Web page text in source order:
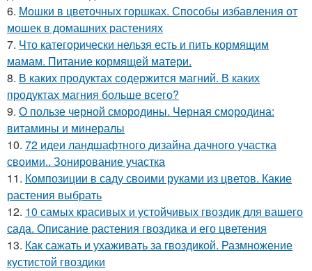
6. Мошки в цветочных горшках. Способы избавления от
мошек в домашних растениях
7. Что категорически нельзя есть и пить кормящим
мамам. Питание кормящей матери.
8. В каких продуктах содержится магний. В каких
продуктах магния больше всего?
9. О пользе черной смородины. Черная смородина:
витамины и минералы
10. 72 идеи ландшафтного дизайна дачного участка
своими.. Зонирование участка
11. Композиции в саду своими руками из цветов. Какие
растения выбрать
12. 10 самых красивых и устойчивых гвоздик для вашего
сада. Описание растения гвоздика и его цветения
13. Как сажать и ухаживать за гвоздикой. Размножение
кустистой гвоздики